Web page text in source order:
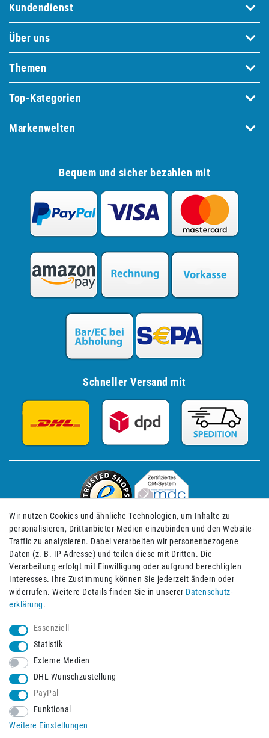
Kundendienst
Über uns
Themen
Top-Kategorien
Markenwelten
Bequem und sicher bezahlen mit
Schneller Versand mit
Impressum Daten­schutz­erklärung AGB
Wir nutzen Cookies und ähnliche Technologien, um Inhalte zu
personalisieren, Drittanbieter-Medien einzubinden und den Website-
Traffic zu analysieren. Dabei verarbeiten wir personenbezogene
Daten (z. B. IP-Adresse) und teilen diese mit Dritten. Die
Verarbeitung erfolgt mit Einwilligung oder aufgrund berechtigten
Interesses. Ihre Zustimmung können Sie jederzeit ändern oder
widerrufen. Weitere Details finden Sie in unserer Daten­schutz­
erklärung.
Essenziell
Statistik
Externe Medien
DHL Wunschzustellung
PayPal
Funktional
Weitere Einstellungen